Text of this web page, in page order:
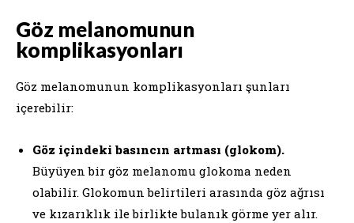
Göz melanomunun
komplikasyonları
Göz melanomunun komplikasyonları şunları
içerebilir:
Göz içindeki basıncın artması (glokom).
Büyüyen bir göz melanomu glokoma neden
olabilir. Glokomun belirtileri arasında göz ağrısı
ve kızarıklık ile birlikte bulanık görme yer alır.